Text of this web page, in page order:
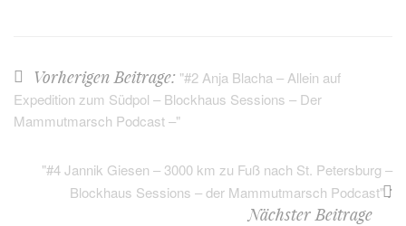
Vorherigen Beitrage: "#2 Anja Blacha – Allein auf
Expedition zum Südpol – Blockhaus Sessions – Der
Mammutmarsch Podcast –"
"#4 Jannik Giesen – 3000 km zu Fuß nach St. Petersburg –
Blockhaus Sessions – der Mammutmarsch Podcast" :
Nächster Beitrage